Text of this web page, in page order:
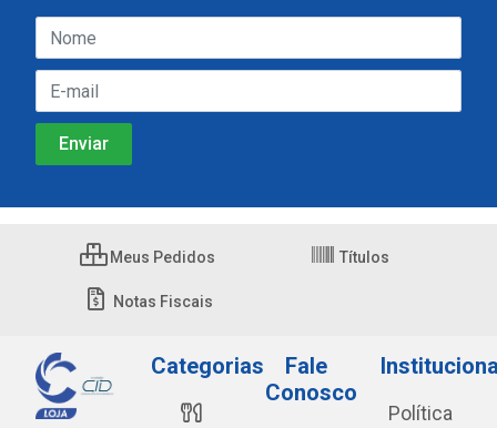
Meus Pedidos Títulos
Notas Fiscais
Categorias
Fale
Conosco
Política